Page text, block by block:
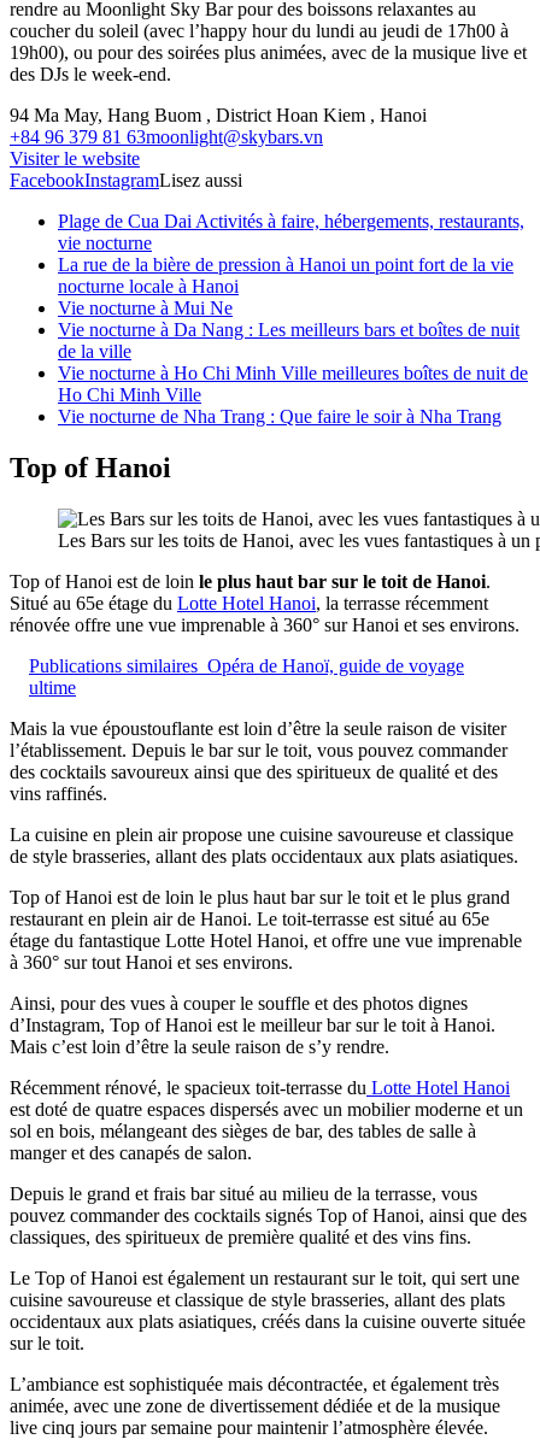
rendre au Moonlight Sky Bar pour des boissons relaxantes au
coucher du soleil (avec l’happy hour du lundi au jeudi de 17h00 à
19h00), ou pour des soirées plus animées, avec de la musique live et
des DJs le week-end.
94 Ma May, Hang Buom , District Hoan Kiem , Hanoi
+84 96 379 81 63moonlight@skybars.vn
Visiter le website
FacebookInstagramLisez aussi
Plage de Cua Dai Activités à faire, hébergements, restaurants,
vie nocturne
La rue de la bière de pression à Hanoi un point fort de la vie
nocturne locale à Hanoi
Vie nocturne à Mui Ne
Vie nocturne à Da Nang : Les meilleurs bars et boîtes de nuit
de la ville
Vie nocturne à Ho Chi Minh Ville meilleures boîtes de nuit de
Ho Chi Minh Ville
Vie nocturne de Nha Trang : Que faire le soir à Nha Trang
Top of Hanoi
Les Bars sur les toits de Hanoi, avec les vues fantastiques à un
Top of Hanoi est de loin le plus haut bar sur le toit de Hanoi.
Situé au 65e étage du Lotte Hotel Hanoi, la terrasse récemment
rénovée offre une vue imprenable à 360° sur Hanoi et ses environs.
Publications similaires Opéra de Hanoï, guide de voyage
ultime
Mais la vue époustouflante est loin d’être la seule raison de visiter
l’établissement. Depuis le bar sur le toit, vous pouvez commander
des cocktails savoureux ainsi que des spiritueux de qualité et des
vins raffinés.
La cuisine en plein air propose une cuisine savoureuse et classique
de style brasseries, allant des plats occidentaux aux plats asiatiques.
Top of Hanoi est de loin le plus haut bar sur le toit et le plus grand
restaurant en plein air de Hanoi. Le toit-terrasse est situé au 65e
étage du fantastique Lotte Hotel Hanoi, et offre une vue imprenable
à 360° sur tout Hanoi et ses environs.
Ainsi, pour des vues à couper le souffle et des photos dignes
d’Instagram, Top of Hanoi est le meilleur bar sur le toit à Hanoi.
Mais c’est loin d’être la seule raison de s’y rendre.
Récemment rénové, le spacieux toit-terrasse du Lotte Hotel Hanoi
est doté de quatre espaces dispersés avec un mobilier moderne et un
sol en bois, mélangeant des sièges de bar, des tables de salle à
manger et des canapés de salon.
Depuis le grand et frais bar situé au milieu de la terrasse, vous
pouvez commander des cocktails signés Top of Hanoi, ainsi que des
classiques, des spiritueux de première qualité et des vins fins.
Le Top of Hanoi est également un restaurant sur le toit, qui sert une
cuisine savoureuse et classique de style brasseries, allant des plats
occidentaux aux plats asiatiques, créés dans la cuisine ouverte située
sur le toit.
L’ambiance est sophistiquée mais décontractée, et également très
animée, avec une zone de divertissement dédiée et de la musique
live cinq jours par semaine pour maintenir l’atmosphère élevée.